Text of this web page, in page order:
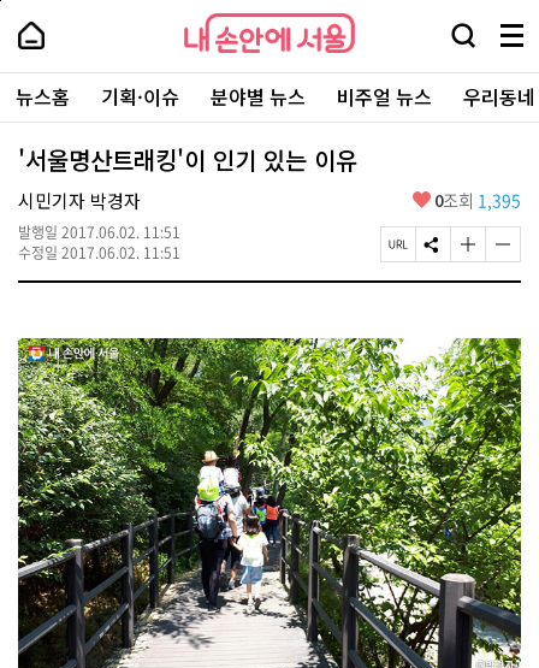
본
로
가
내
손
안
에
서
울
-
서
울
시
대
표
소
털
내
손
에
울
검
창
열
기
메
뉴
전
체
보
주
요
서
뉴스홈 기획·이슈 분야별 뉴스 비주얼 뉴스 우리동
'서울명산트래킹'이 인기 있는 이유
시민기자 박경자
발행일 2017.06.02. 11:51
수정일 2017.06.02. 11:51
좋
요
0조회 1,395
페
이
R
L
복
사
S
N
하
기
글
자
크
게
변
경
하
기
글
자
작
게
변
경
하
기
페
상
단
로